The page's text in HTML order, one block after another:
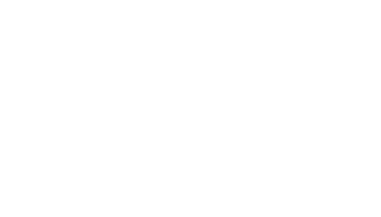
fi curățat cu aspiratorul sau cu o cârpă umedă. Compoziția sa ecologică include
ideal pentru pereții interiori.
îndepărtat și reaplicat pe alt perete sau păstrat pentru viitor. Pentru rezultate